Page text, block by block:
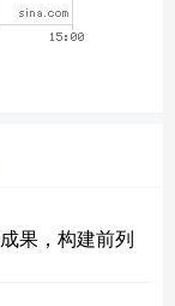
果，构建前列